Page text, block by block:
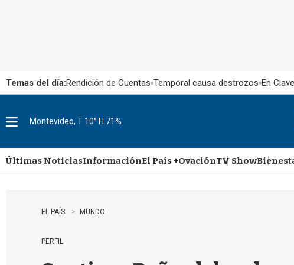
Temas del día:Rendición de Cuentas Temporal causa destrozos En
u
Montevideo, T 10° H 71%
Últimas NoticiasInformaciónEl País +OvaciónTV Show
EL PAÍS MUNDO
PERFIL